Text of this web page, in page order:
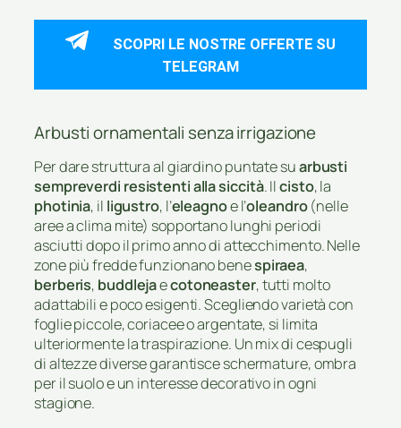
SCOPRI LE NOSTRE OFFERTE SU
TELEGRAM
Arbusti ornamentali senza irrigazione
Per dare struttura al giardino puntate suarbusti
sempreverdi resistenti alla siccità. Ilcisto, la
photinia, il ligustro, l’eleagnoe l’oleandro(nelle
aree a clima mite) sopportano lunghi periodi
asciutti dopo il primo anno di attecchimento. Nelle
zone più fredde funzionano benespiraea,
berberis, buddlejaecotoneaster, tutti molto
adattabili e poco esigenti. Scegliendo varietà con
foglie piccole, coriacee o argentate, si limita
ulteriormente la traspirazione. Un mix di cespugli
di altezze diverse garantisce schermature, ombra
per il suolo e un interesse decorativo in ogni
stagione.